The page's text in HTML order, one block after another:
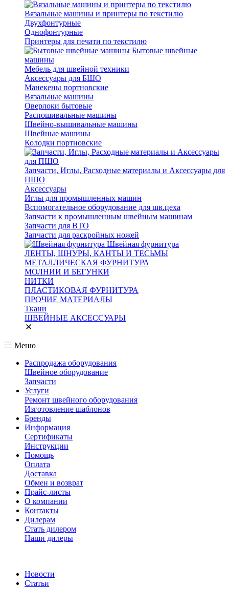
Вязальные машины и принтеры по текстилю
Двухфонтурные
Однофонтурные
Принтеры для печати по текстилю
Бытовые швейные
машины
Мебель для швейной техники
Аксессуары для БШО
Манекены портновские
Вязальные машины
Оверлоки бытовые
Распошивальные машины
Швейно-вышивальные машины
Швейные машины
Колодки портновские
Запчасти, Иглы, Расходные материалы и Аксессуары для
ПШО
Аксессуары
Иглы для промышленных машин
Вспомогательное оборудование для шв.цеха
Запчасти к промышленным швейным машинам
Запчасти для ВТО
Запчасти для раскройных ножей
Швейная фурнитура
ЛЕНТЫ, ШНУРЫ, КАНТЫ И ТЕСЬМЫ
МЕТАЛЛИЧЕСКАЯ ФУРНИТУРА
МОЛНИИ И БЕГУНКИ
НИТКИ
ПЛАСТИКОВАЯ ФУРНИТУРА
ПРОЧИЕ МАТЕРИАЛЫ
Ткани
ШВЕЙНЫЕ АКСЕССУАРЫ
Меню
Распродажа оборудования
Швейное оборудование
Запчасти
Услуги
Ремонт швейного оборудования
Изготовление шаблонов
Бренды
Информация
Сертификаты
Инструкции
Помощь
Оплата
Доставка
Обмен и возврат
Прайс-листы
О компании
Контакты
Дилерам
Стать дилером
Наши дилеры
Новости
Статьи